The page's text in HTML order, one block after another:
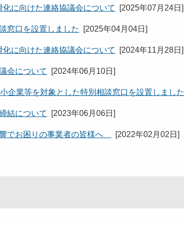
に向けた連絡協議会について [2025年07月24日 ]
窓口を設置しました [2025年04月04日 ]
に向けた連絡協議会について [2024年11月28日 ]
会について [2024年06月10日 ]
企業等を対象とした特別相談窓口を設置しました
結について [2023年06月06日 ]
でお困りの事業者の皆様へ [2022年02月02日 ]